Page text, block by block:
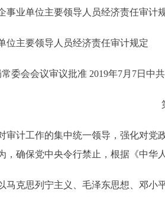
业单位主要领导人员经济责任审计
位主要领导人员经济责任审计规定
常委会会议审议批准 2019年7月7日中
工作的集中统一领导，强化对党政
，确保党中央令行禁止，根据《中华
思列宁主义、毛泽东思想、邓小平